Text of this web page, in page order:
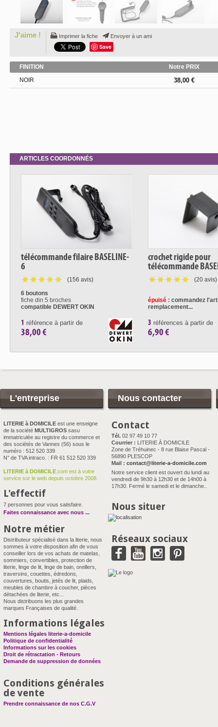
J'aime ! Imprimer la fiche Envoyer à un ami
Save
FINITION
Notre PRIX
NOIR
38,00 €
ARTICLES COORDONNÉS
télécommande filaire BASELINE-
6
(156 avis)
6 boutons
fiche din 5 broches
compatible DEWERT OKIN
1 référence à partir de
38,00 €
crochet rigide pour
télécommande
(20 avis)
épuisé : commandez
remplacement...
3 références à partir de
6,90 €
L'entreprise
LITERIE à DOMICILE est une enseigne
de la société MULTIGROS sasu
immatriculée au registre du commerce et
des sociétés de Vannes (56) sous le
numéro : 512 520 339
N° de TVA intraco. : FR 61 512 520 339
LITERIE à DOMICILE .com est à votre
service sur le web depuis octobre 2008.
L'effectif
7 personnes pour vous satisfaire.
Faites connaissance avec nous ...
Notre métier
Distributeur spécialisé dans la literie, nous
sommes à votre disposition afin de vous
conseiller lors de vos achats de matelas,
sommiers, convertibles, protection de
literie, linge de lit, linge de bain, oreillers,
traversins, couettes, édredons,
couvertures, boutis, jetés de lit, plaids,
meubles de chambre à coucher, pièces
détachées de literie, etc...
Nous distribuons les plus grandes
marques Françaises de qualité.
Informations légales
Mentions légales literie-a-domicile
Politique de confidentialité
Informations sur les cookies
Droit de rétractation - Retours
Demande de suppression de données
Conditions générales
de vente
Prendre connaissance de nos C.G.V
Nous contacter
Contact
Tél. 02 97 49 10 77
Courrier : LITERIE À DOMICILE
Zone de Tréhuinec - 8 rue Blaise Pascal -
56890 PLESCOP
Mail : contact@literie-a-domicile.com
Notre service client est ouvert du lundi au
vendredi de 9h30 à 12h30 et de 14h00 à
17h30. Fermé le samedi et le dimanche..
Nous situer
Réseaux sociaux